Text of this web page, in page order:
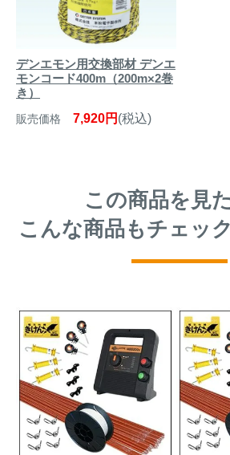
デンエモン用交換部材 デンエ
モンコード400m（200m×2巻
き）
販売価格 7,920円 (税込)
この商品を見
こんな商品もチェッ